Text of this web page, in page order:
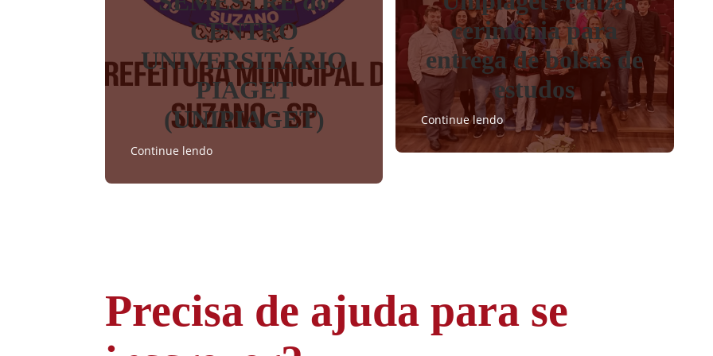
CENTRO
UNIVERSITÁRIO
PIAGET
(UNIPIAGET)
Continue lendo
cerimônia para
entrega de bolsas de
estudos
Continue lendo
Precisa de ajuda para se